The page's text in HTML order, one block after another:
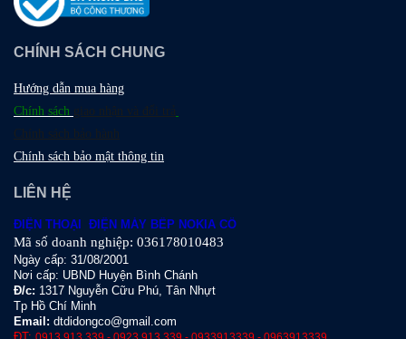
CHÍNH SÁCH CHUNG
Hướng dẫn mua hàng
Chính sách giao nhận và đổi trả
Chính sách bảo hành
Chính sách bảo mật thông tin
LIÊN HỆ
ĐIỆN THOẠI ĐIỆN MÁY BẾP NOKIA CỔ
Mã số doanh nghiệp: 036178010483
Ngày cấp: 31/08/2001
Nơi cấp: UBND Huyện Bình Chánh
Đ/c: 1317 Nguyễn Cữu Phú, Tân Nhựt
Tp Hồ Chí Minh
Email: dtdidongco@gmail.com